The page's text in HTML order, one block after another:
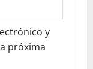
y
próxima